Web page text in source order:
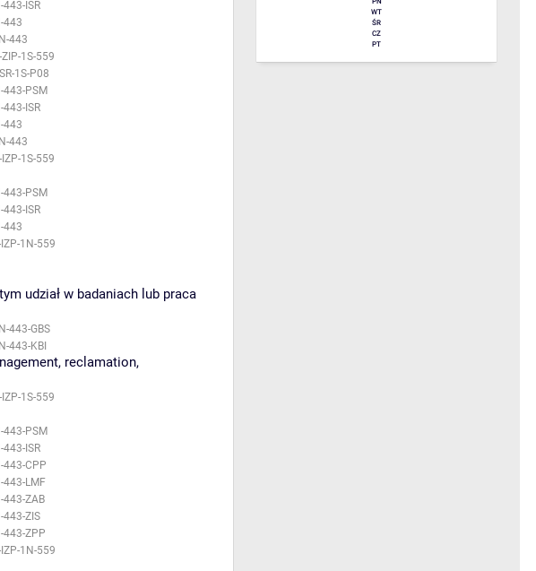
443-ISR
443
443
1S-559
1S-P08
443-PSM
443-ISR
443
443
1S-559
443-PSM
443-ISR
443
1N-559
udział w badaniach lub praca
443-GBS
443-KBI
reclamation,
1S-559
443-PSM
443-ISR
443-CPP
443-LMF
443-ZAB
443-ZIS
443-ZPP
1N-559
WT
ŚR
CZ
PT